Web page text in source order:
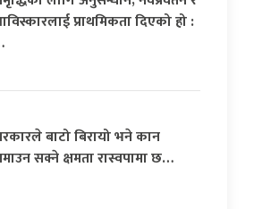
प्राथमिकता दिएको हो :
बाटो बिरायो भने कान
सक्ने क्षमता रास्वपामा छ…